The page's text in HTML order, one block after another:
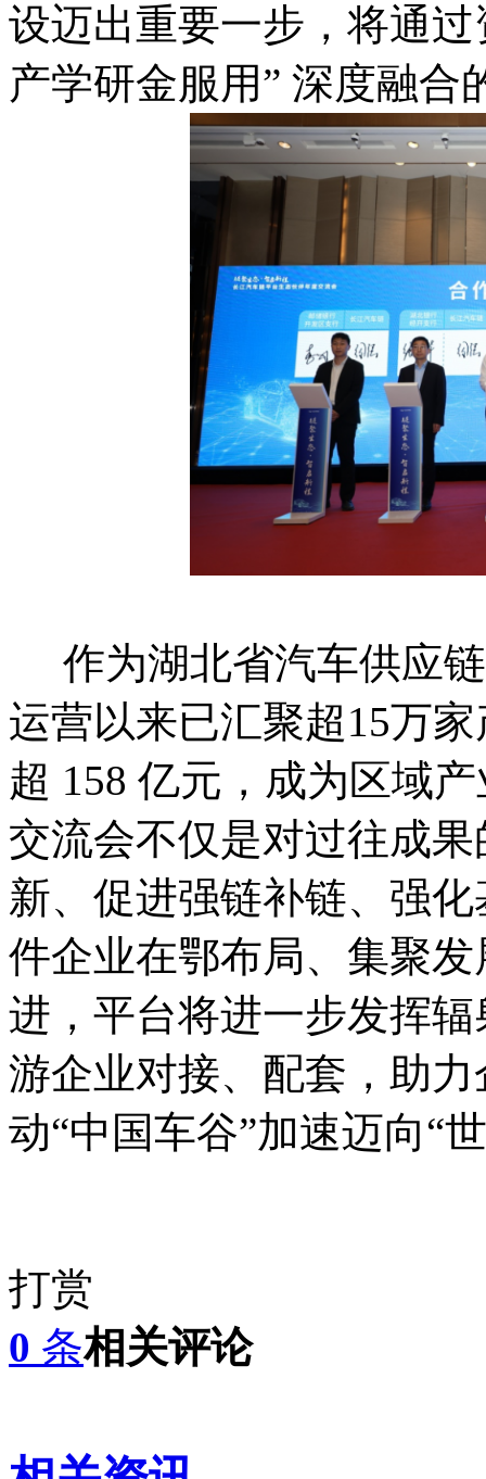
设迈出重要一步，将通
产学研金服用” 深度融合
作为湖北省汽车供应
运营以来已汇聚超15万
超 158 亿元，成为区域
交流会不仅是对过往成
新、促进强链补链、强
件企业在鄂布局、集聚
进，平台将进一步发挥
游企业对接、配套，助
动“中国车谷”加速迈向“
打赏
0 条相关评论